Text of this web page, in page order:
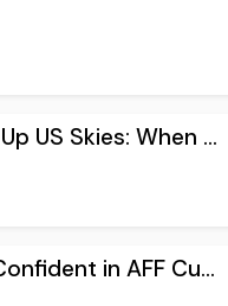
US Skies: When ...
in AFF Cu...